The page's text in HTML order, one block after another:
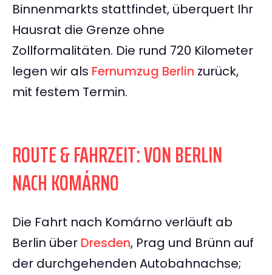
Binnenmarkts stattfindet, überquert Ihr
Hausrat die Grenze ohne
Zollformalitäten. Die rund 720 Kilometer
legen wir als Fernumzug Berlin zurück,
mit festem Termin.
ROUTE & FAHRZEIT: VON BERLIN
NACH KOMÁRNO
Die Fahrt nach Komárno verläuft ab
Berlin über Dresden, Prag und Brünn auf
der durchgehenden Autobahnachse;